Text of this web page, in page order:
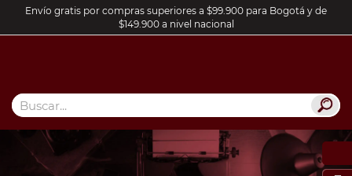
Envío gratis por compras superiores a $99.900 para Bogotá y de
$149.900 a nivel nacional